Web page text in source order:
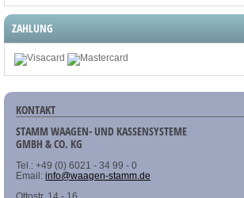
ZAHLUNG
KONTAKT
STAMM WAAGEN- UND KASSENSYSTEME
GMBH & CO. KG
Tel.: +49 (0) 6021 - 34 99 - 0
Email: info@waagen-stamm.de